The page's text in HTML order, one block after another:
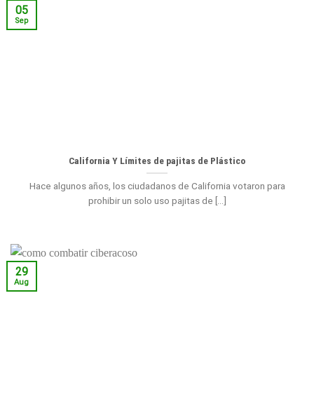
California Y Límites de pajitas de Plástico
Hace algunos años, los ciudadanos de California votaron para
prohibir un solo uso pajitas de [...]
05
Sep
29
Aug